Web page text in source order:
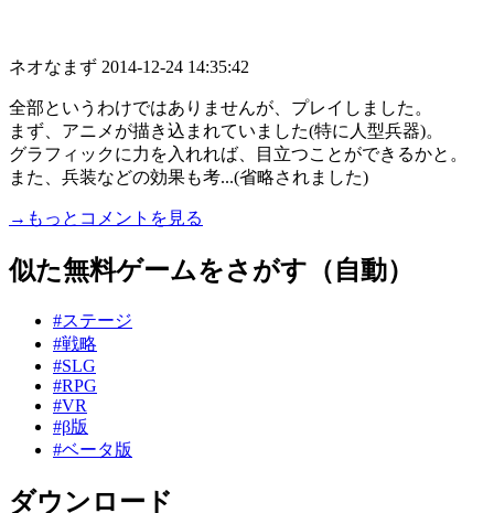
ネオなまず 2014-12-24 14:35:42
全部というわけではありませんが、プレイしました。
まず、アニメが描き込まれていました(特に人型兵器)。
グラフィックに力を入れれば、目立つことができるかと。
また、兵装などの効果も考...(省略されました)
→もっとコメントを見る
似た無料ゲームをさがす（自動）
#ステージ
#戦略
#SLG
#RPG
#VR
#β版
#ベータ版
ダウンロード